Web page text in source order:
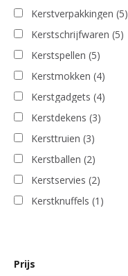
Kerstverpakkingen (5)
Kerstschrijfwaren (5)
Kerstspellen (5)
Kerstmokken (4)
Kerstgadgets (4)
Kerstdekens (3)
Kersttruien (3)
Kerstballen (2)
Kerstservies (2)
Kerstknuffels (1)
Prijs